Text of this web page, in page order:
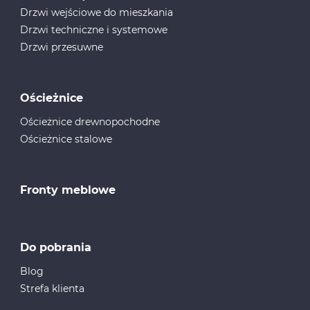
Drzwi wejściowe do mieszkania
Drzwi techniczne i systemowe
Drzwi przesuwne
Ościeżnice
Ościeżnice drewnopochodne
Ościeżnice stalowe
Fronty meblowe
Do pobrania
Blog
Strefa klienta